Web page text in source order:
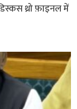
थ्रो फ़ाइनल में